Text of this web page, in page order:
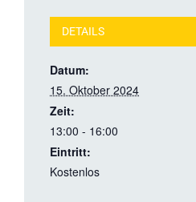
DETAILS
Datum:
15. Oktober 2024
Zeit:
13:00 - 16:00
Eintritt:
Kostenlos